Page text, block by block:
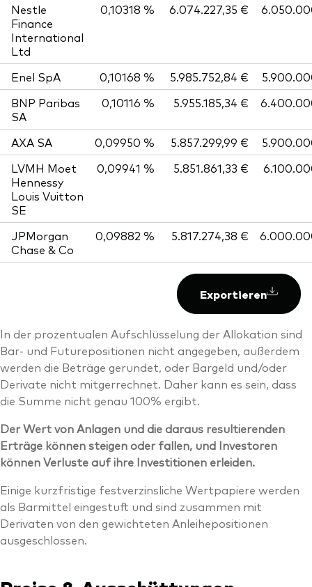
Nestle
Finance
International
Ltd
0,10318 % 6.074.227,35 €
Enel SpA 0,10168 % 5.985.752,84 €
BNP Paribas
SA
0,10116 % 5.955.185,34 €
AXA SA 0,09950 % 5.857.299,99 €
LVMH Moet
Hennessy
Louis Vuitton
SE
0,09941 % 5.851.861,33 €
JPMorgan
Chase & Co
0,09882 % 5.817.274,38 €
Exportieren
In der prozentualen Aufschlüsselung der Allokation sind
Bar- und Futurepositionen nicht angegeben, außerdem
werden die Beträge gerundet, oder Bargeld und/oder
Derivate nicht mitgerrechnet. Daher kann es sein, dass
die Summe nicht genau 100% ergibt.
Der Wert von Anlagen und die daraus resultierenden
Erträge können steigen oder fallen, und Investoren
können Verluste auf ihre Investitionen erleiden.
Einige kurzfristige festverzinsliche Wertpapiere werden
als Barmittel eingestuft und sind zusammen mit
Derivaten von den gewichteten Anleihepositionen
ausgeschlossen.